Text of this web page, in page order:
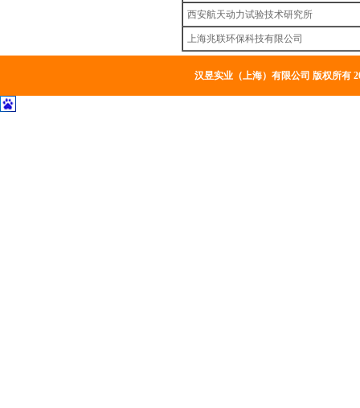
西安航天动力试验技术研究所
上海兆联环保科技有限公司
汉昱实业（上海）有限公司 版权所有